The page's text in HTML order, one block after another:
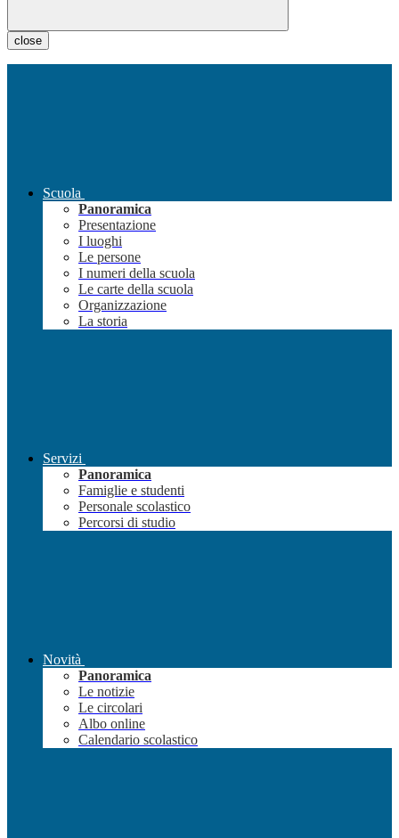
close
Scuola
Panoramica
Presentazione
I luoghi
Le persone
I numeri della scuola
Le carte della scuola
Organizzazione
La storia
Servizi
Panoramica
Famiglie e studenti
Personale scolastico
Percorsi di studio
Novità
Panoramica
Le notizie
Le circolari
Albo online
Calendario scolastico